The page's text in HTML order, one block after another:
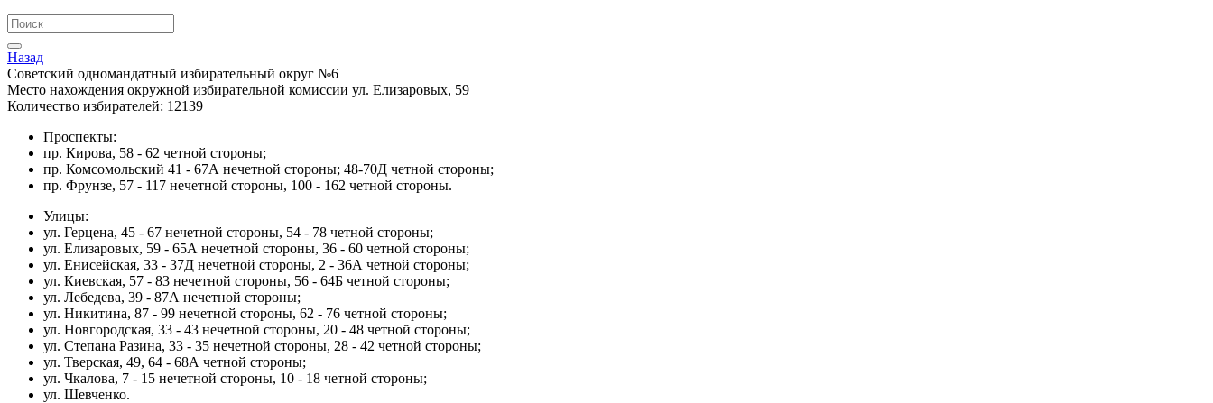
Назад
Советский одномандатный избирательный округ №6
Место нахождения окружной избирательной комиссии ул. Елизаровых, 59
Количество избирателей: 12139
Проспекты:
пр. Кирова, 58 - 62 четной стороны;
пр. Комсомольский 41 - 67А нечетной стороны; 48-70Д четной стороны;
пр. Фрунзе, 57 - 117 нечетной стороны, 100 - 162 четной стороны.
Улицы:
ул. Герцена, 45 - 67 нечетной стороны, 54 - 78 четной стороны;
ул. Елизаровых, 59 - 65А нечетной стороны, 36 - 60 четной стороны;
ул. Енисейская, 33 - 37Д нечетной стороны, 2 - 36А четной стороны;
ул. Киевская, 57 - 83 нечетной стороны, 56 - 64Б четной стороны;
ул. Лебедева, 39 - 87А нечетной стороны;
ул. Никитина, 87 - 99 нечетной стороны, 62 - 76 четной стороны;
ул. Новгородская, 33 - 43 нечетной стороны, 20 - 48 четной стороны;
ул. Степана Разина, 33 - 35 нечетной стороны, 28 - 42 четной стороны;
ул. Тверская, 49, 64 - 68А четной стороны;
ул. Чкалова, 7 - 15 нечетной стороны, 10 - 18 четной стороны;
ул. Шевченко.